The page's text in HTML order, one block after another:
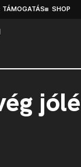
TÁMOGATÁS SHOP